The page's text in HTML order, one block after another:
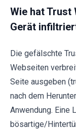
Wie hat Trust
Gerät
Die gefälschte
Webseiten
Seite ausgeben
nach dem
Anwendung. Eine
bösartige/